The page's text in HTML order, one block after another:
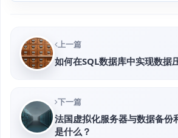
上一篇
如何在SQL数据库中实现数据
下一篇
法国虚拟化服务器与数据备份
是什么？